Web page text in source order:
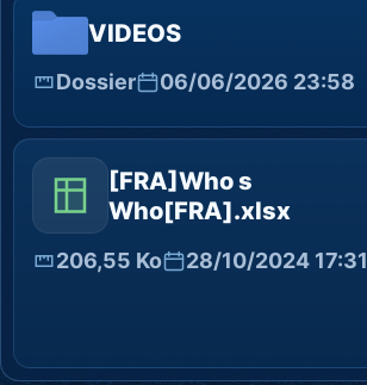
VIDEOS
Dossier 06/06/2026 23:58
[FRA]Who s
Who[FRA].xlsx
206,55 Ko 28/10/2024 17:31